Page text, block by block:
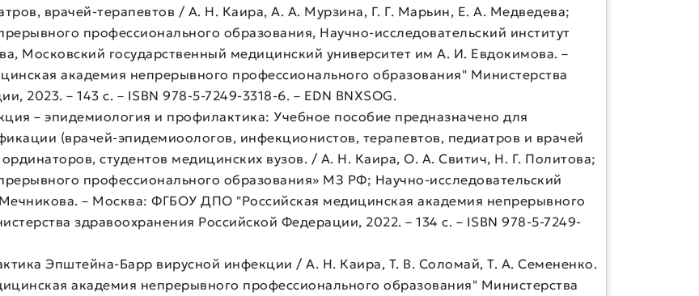
врачей-терапевтов / А. Н. Каира, А. А. Мурзина, Г. Г. Марьин, Е. А. Медведева;
профессионального образования, Научно-исследовательский институт
Московский государственный медицинский университет им А. И. Евдокимова. –
академия непрерывного профессионального образования" Министерства
2023. – 143 с. – ISBN 978-5-7249-3318-6. – EDN BNXSOG.
– эпидемиология и профилактика: Учебное пособие предназначено для
(врачей-эпидемиоологов, инфекционистов, терапевтов, педиатров и врачей
студентов медицинских вузов. / А. Н. Каира, О. А. Свитич, Н. Г. Политова;
профессионального образования» МЗ РФ; Научно-исследовательский
– Москва: ФГБОУ ДПО "Российская медицинская академия непрерывного
здравоохранения Российской Федерации, 2022. – 134 с. – ISBN 978-5-7249-
Эпштейна-Барр вирусной инфекции / А. Н. Каира, Т. В. Соломай, Т. А. Семененко.
академия непрерывного профессионального образования" Министерства